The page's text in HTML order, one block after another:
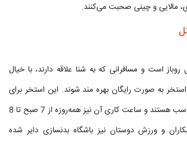
مالایی و چینی صحبت می‌کنند.
است و مسافرانی که به شنا علاقه دارند، با خیال
به صورت رایگان بهره مند شوند. این استخر برای
تمامی رده‌های سنی مناسب هستند و ساعت کاری آن نیز همه‌روزه از 7 صبح تا 8
و ورزش دوستان نیز باشگاه بدنسازی دایر شده